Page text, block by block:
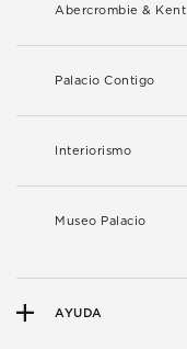
Abercrombie & Kent
Palacio Contigo
Interiorismo
Museo Palacio
AYUDA